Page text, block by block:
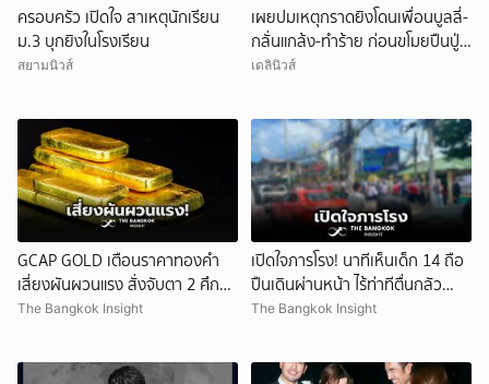
ครอบครัว เปิดใจ สาเหตุนักเรียน
ม.3 บุกยิงในโรงเรียน
สยามนิวส์
เผยปมเหตุกราดยิงโดนเพื่อนบูลลี่-
กลั่นแกล้ง-ทำร้าย ก่อนขโมยปืนปู่
ก่อเหตุ
เดลินิวส์
GCAP GOLD เตือนราคาทองคำ
เสี่ยงผันผวนแรง สั่งจับตา 2 ศึก
สำคัญ!
The Bangkok Insight
เปิดใจภารโรง! นาทีเห็นเด็ก 14 ถือ
ปืนเดินผ่านหน้า ไร้ท่าทีตื่นกลัว
ก่อนหลบตำรวจขึ้นอีกอาคาร
The Bangkok Insight
ยกเลิก